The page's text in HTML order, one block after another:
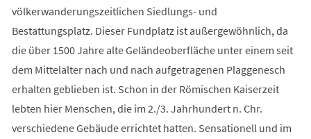
völkerwanderungszeitlichen Siedlungs- und
Bestattungsplatz. Dieser Fundplatz ist außergewöhnlich, da
die über 1500 Jahre alte Geländeoberfläche unter einem seit
dem Mittelalter nach und nach aufgetragenen Plaggenesch
erhalten geblieben ist. Schon in der Römischen Kaiserzeit
lebten hier Menschen, die im 2./3. Jahrhundert n. Chr.
verschiedene Gebäude errichtet hatten. Sensationell und im